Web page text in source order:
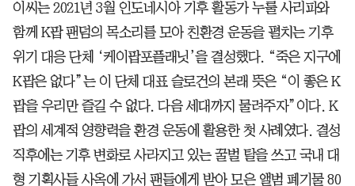
이씨는 2021년 3월 인도네시아 기후 활동가 누룰 사리파와
함께 K팝 팬덤의 목소리를 모아 친환경 운동을 펼치는 기후
위기 대응 단체 ‘케이팝포플래닛’을 결성했다. “죽은 지구에
K팝은 없다”는 이 단체 대표 슬로건의 본래 뜻은 “이 좋은 K
팝을 우리만 즐길 수 없다. 다음 세대까지 물려주자”이다. K
팝의 세계적 영향력을 환경 운동에 활용한 첫 사례였다. 결성
직후에는 기후 변화로 사라지고 있는 꿀벌 탈을 쓰고 국내 대
형 기획사들 사옥에 가서 팬들에게 받아 모은 앨범 폐기물 80